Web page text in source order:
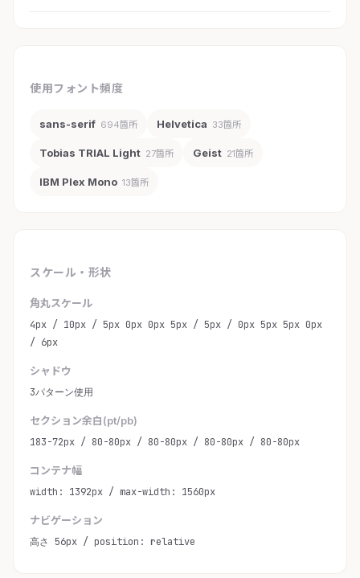
使用フォント頻度
sans-serif 694箇所 Helvetica 33箇所
Tobias TRIAL Light 27箇所 Geist 21箇所
IBM Plex Mono 13箇所
スケール・形状
角丸スケール
4px / 10px / 5px 0px 0px 5px / 5px / 0px 5px 5px 0px
/ 6px
シャドウ
3パターン使用
セクション余白(pt/pb)
183-72px / 80-80px / 80-80px / 80-80px / 80-80px
コンテナ幅
width: 1392px / max-width: 1560px
ナビゲーション
高さ 56px / position: relative